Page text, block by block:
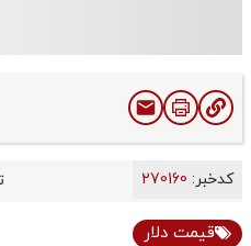
270160
قیمت دلار